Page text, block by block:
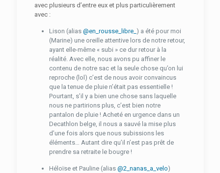
avec plusieurs d’entre eux et plus particulièrement
avec :
Lison (alias @en_rousse_libre_ ) a été pour moi
(Marine) une oreille attentive lors de notre retour,
ayant elle-même « subi » ce dur retour à la
réalité. Avec elle, nous avons pu affiner le
contenu de notre sac et la seule chose qu’on lui
reproche (lol) c’est de nous avoir convaincus
que la tenue de pluie n’était pas essentielle !
Pourtant, s’il y a bien une chose sans laquelle
nous ne partirions plus, c’est bien notre
pantalon de pluie ! Acheté en urgence dans un
Decathlon belge, il nous a sauvé la mise plus
d’une fois alors que nous subissions les
éléments… Autant dire qu’il n’est pas prêt de
prendre sa retraite le bougre !
Héloïse et Pauline (alias @2_nanas_a_velo)